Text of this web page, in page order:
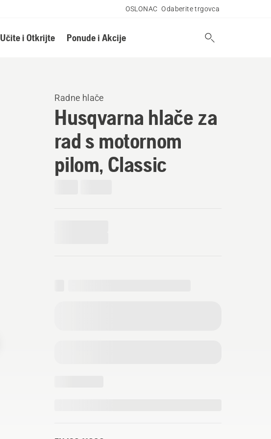
OSLONAC Odaberite trgovca
Učite i Otkrijte Ponude i Akcije
Radne hlače
Husqvarna hlače za
rad s motornom
pilom, Classic